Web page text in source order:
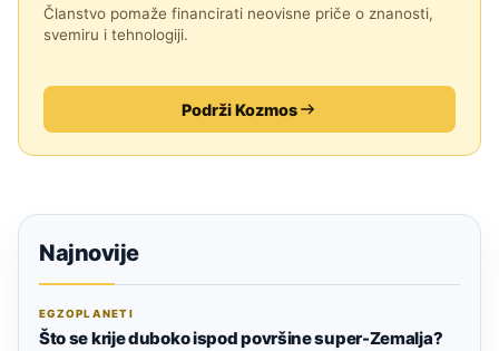
Članstvo pomaže financirati neovisne priče o znanosti,
svemiru i tehnologiji.
Podrži Kozmos
Najnovije
EGZOPLANETI
Što se krije duboko ispod površine super-Zemalja?